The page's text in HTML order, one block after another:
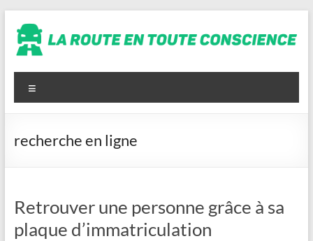
contenu
La
route
en
toute
conscience
recherche en ligne
Retrouver une personne grâce à sa
plaque d’immatriculation